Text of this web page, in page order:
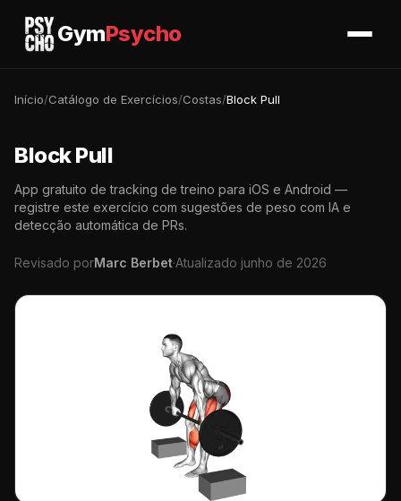
GymPsycho
Início/Catálogo de Exercícios/Costas/Block Pull
Block Pull
App gratuito de tracking de treino para iOS e Android —
registre este exercício com sugestões de peso com IA e
detecção automática de PRs.
Revisado porMarc Berbet·Atualizado junho de 2026